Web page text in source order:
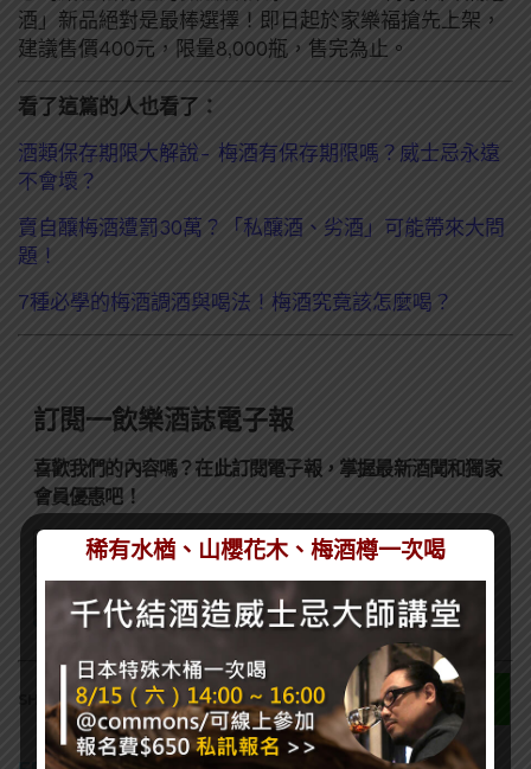
酒」新品絕對是最棒選擇！即日起於家樂福搶先上架，
建議售價400元，限量8,000瓶，售完為止。
看了這篇的人也看了：
酒類保存期限大解說- 梅酒有保存期限嗎？威士忌永遠
不會壞？
賣自釀梅酒遭罰30萬？「私釀酒、劣酒」可能帶來大問
題！
7種必學的梅酒調酒與喝法！梅酒究竟該怎麼喝？
訂閱一飲樂酒誌電子報
喜歡我們的內容嗎？在此訂閱電子報，掌握最新酒聞和獨家
會員優惠吧！
SHARES
稀有水楢、山櫻花木、梅酒樽一次喝